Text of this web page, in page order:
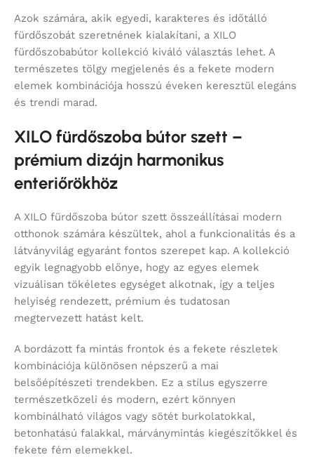
Azok számára, akik egyedi, karakteres és időtálló
fürdőszobát szeretnének kialakítani, a XILO
fürdőszobabútor kollekció kiváló választás lehet. A
természetes tölgy megjelenés és a fekete modern
elemek kombinációja hosszú éveken keresztül elegáns
és trendi marad.
XILO fürdőszoba bútor szett –
prémium dizájn harmonikus
enteriőrökhöz
A XILO fürdőszoba bútor szett összeállításai modern
otthonok számára készültek, ahol a funkcionalitás és a
látványvilág egyaránt fontos szerepet kap. A kollekció
egyik legnagyobb előnye, hogy az egyes elemek
vizuálisan tökéletes egységet alkotnak, így a teljes
helyiség rendezett, prémium és tudatosan
megtervezett hatást kelt.
A bordázott fa mintás frontok és a fekete részletek
kombinációja különösen népszerű a mai
belsőépítészeti trendekben. Ez a stílus egyszerre
természetközeli és modern, ezért könnyen
kombinálható világos vagy sötét burkolatokkal,
betonhatású falakkal, márványmintás kiegészítőkkel és
fekete fém elemekkel.